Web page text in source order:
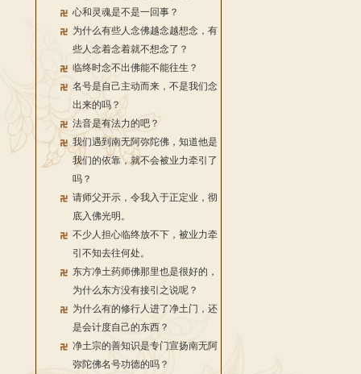
心和灵魂是不是一回事？
为什么有些人念佛越念越想念，有
些人念着念着就不想念了？
临终时念不出佛能不能往生？
名号是自己主动而来，不是我们念
出来的吗？
法音是有法力的吧？
我们遇到南无阿弥陀佛，知道他是
我们的依靠，就不会被业力牵引了
吗？
请师父开示，令我入于正定业，彻
底入佛光明。
不少人担心临终放不下，被业力牵
引不知去往何处。
东方净土药师佛那里也是很好的，
为什么东方没有接引之说呢？
为什么有的修行人进了净土门，还
是会计度自己的东西？
净土宗的善知识是专门宣扬南无阿
弥陀佛名号功德的吗？